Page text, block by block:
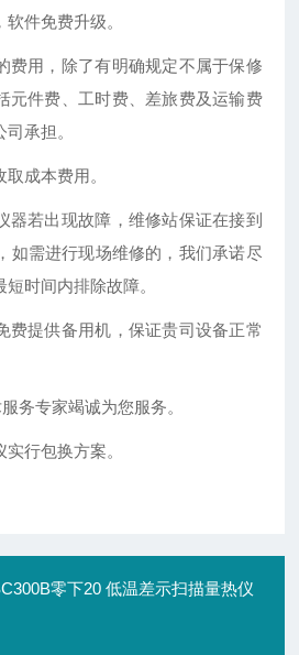
件免费升级。
费用，除了有明确规定不属于保修
元件费、工时费、差旅费及运输费
承担。
成本费用。
器若出现故障，维修站保证在接到
如需进行现场维修的，我们承诺尽
时间内排除故障。
费提供备用机，保证贵司设备正常
务专家竭诚为您服务。
行包换方案。
零下20 低温差示扫描量热仪